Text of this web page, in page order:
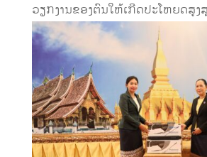
ວຽກງານຂອງຕົນໃຫ້ເກີດປະໂຫຍດສູງ